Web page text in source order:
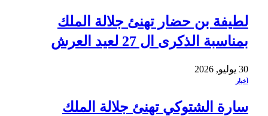
لطيفة بن حضار تهنئ جلالة الملك
بمناسبة الذكرى ال 27 لعيد العرش
30 يوليو, 2026
أخبار
سارة الشتوكي تهنئ جلالة الملك